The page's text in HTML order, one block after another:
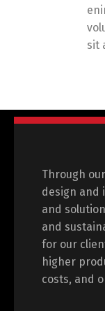
sit
Through
design and
and
and
for our
higher
costs, and